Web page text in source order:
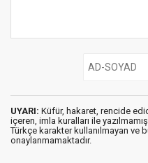
UYARI: Küfür, hakaret, rencide
içeren, imla kuralları ile yazılmamış,
Türkçe karakter kullanılmayan ve
onaylanmamaktadır.